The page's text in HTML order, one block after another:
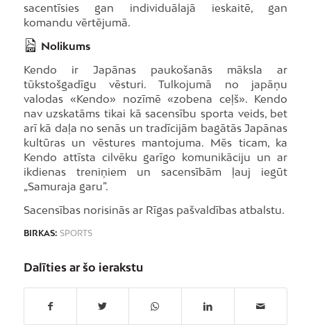
sacentīsies gan individuālajā ieskaitē, gan
komandu vērtējumā.
Nolikums
Kendo ir Japānas paukošanās māksla ar
tūkstošgadīgu vēsturi. Tulkojumā no japāņu
valodas «Kendo» nozīmē «zobena ceļš». Kendo
nav uzskatāms tikai kā sacensību sporta veids, bet
arī kā daļa no senās un tradīcijām bagātās Japānas
kultūras un vēstures mantojuma. Mēs ticam, ka
Kendo attīsta cilvēku garīgo komunikāciju un ar
ikdienas treniņiem un sacensībām ļauj iegūt
„Samuraja garu”.
Sacensības norisinās ar Rīgas pašvaldības atbalstu.
BIRKAS: SPORTS
Dalīties ar šo ierakstu